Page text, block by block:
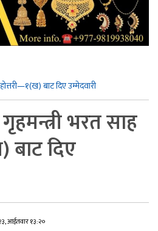
बाट दिए उम्मेदवारी
भरत साह
बाट दिए
आईतवार १३:२०